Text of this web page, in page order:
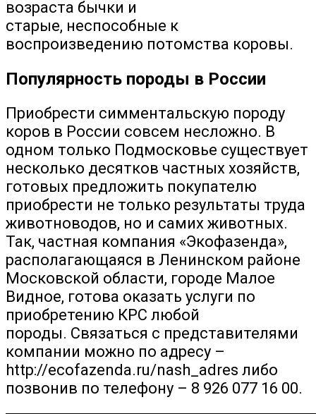
возраста бычки и
старые, неспособные к
воспроизведению потомства коровы.
Популярность породы в России
Приобрести симментальскую породу
коров в России совсем несложно. В
одном только Подмосковье существует
несколько десятков частных хозяйств,
готовых предложить покупателю
приобрести не только результаты труда
животноводов, но и самих животных.
Так, частная компания «Экофазенда»,
располагающаяся в Ленинском районе
Московской области, городе Малое
Видное, готова оказать услуги по
приобретению КРС любой
породы. Связаться с представителями
компании можно по адресу –
http://ecofazenda.ru/nash_adres либо
позвонив по телефону – 8 926 077 16 00.